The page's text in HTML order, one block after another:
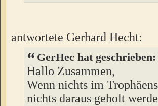
antwortete Gerhard Hecht:
GerHec hat geschrieben:
Hallo Zusammen,
Wenn nichts im
nichts daraus geholt